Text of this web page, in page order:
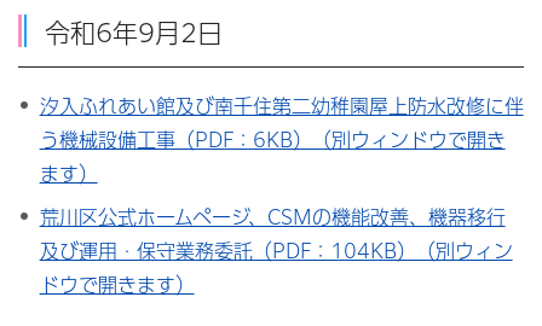
令和6年9月2日
汐入ふれあい館及び南千住第二幼稚園屋上防水改修に伴
う機械設備工事（PDF：6KB）（別ウィンドウで開き
ます）
荒川区公式ホームページ、CSMの機能改善、機器移行
及び運用・保守業務委託（PDF：104KB）（別ウィン
ドウで開きます）